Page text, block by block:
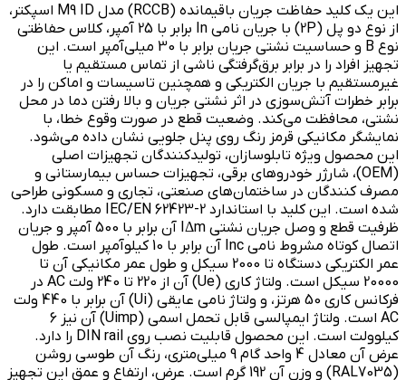
این یک کلید حفاظت جریان باقیمانده (RCCB) مدل M9 ID اسپکتر،
از نوع دو پل (2P) با جریان نامی In برابر با 25 آمپر، کلاس حفاظتی
نوع B و حساسیت نشتی جریان برابر با 30 میلی‌آمپر است. این
تجهیز افراد را در برابر برق‌گرفتگی ناشی از تماس مستقیم یا
غیرمستقیم با جریان الکتریکی و همچنین تاسیسات و اماکن را در
برابر خطرات آتش‌سوزی در اثر نشتی جریان و بالا رفتن دما در محل
نشتی، محافظت می‌کند. وضعیت قطع در صورت وقوع خطا، با
نمایشگر مکانیکی قرمز رنگ روی پنل جلویی نشان داده می‌شود.
این محصول ویژه تابلوسازان، تولیدکنندگان تجهیزات اصلی
(OEM)، شارژر خودروهای برقی، تجهیزات حساس بیمارستانی و
مصرف کنندگان در ساختمان‌های صنعتی، تجاری و مسکونی طراحی
شده است. این کلید با استاندارد IEC/EN 62423-2 مطابقت دارد.
ظرفیت قطع و وصل جریان نشتی IΔm آن برابر با 500 آمپر و جریان
اتصال کوتاه مشروط نامی Inc آن برابر با 10 کیلوآمپر است. طول
عمر الکتریکی دستگاه تا 2000 سیکل و طول عمر مکانیکی آن تا
20000 سیکل است. ولتاژ کاری (Ue) آن از 220 تا 240 ولت AC در
فرکانس کاری 50 هرتز، و ولتاژ نامی عایقی (Ui) آن برابر با 440 ولت
AC است. ولتاژ ایمپالسی قابل تحمل اسمی (Uimp) آن نیز 6
کیلوولت است. این محصول قابلیت نصب روی DIN rail را دارد.
عرض آن معادل 4 واحد گام 9 میلی‌متری، رنگ آن طوسی روشن
(RAL7035) و وزن آن 192 گرم است. عرض، ارتفاع و عمق این تجهیز